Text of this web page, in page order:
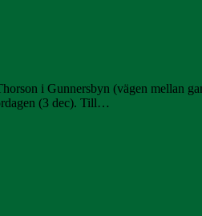
i Gunnersbyn (vägen
(3 dec). Till…